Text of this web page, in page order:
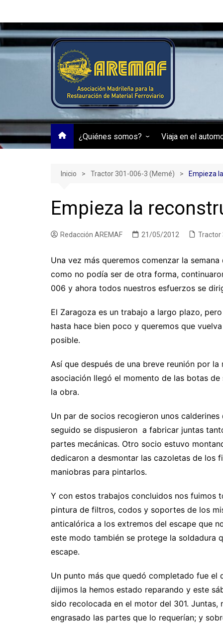
contenido
¿Quiénes somos? Viaja en el
Inicio Tractor 301-006-3 (Memé) Empieza
Empieza la
Redacción AREMAF 21/05/2012 Tractor
Una vez más queremos comenzar la
como no podía ser de otra forma,
006 y ahora todos nuestros esfuerzos se
El Zaragoza es un trabajo a largo plazo,
hasta hace bien poco y queremos que
posible.
Así que después de una breve reunión por
asociación llegó el momento de las botas
la obra.
Un par de socios recogieron unos
seguido se dispusieron a fabricar juntas
partes mecánicas. Otro socio estuvo
dedicaron a desmontar las cazoletas de
maniobras para pintarlos.
Y con estos trabajos concluidos nos fuimos
pintura de filtros, codos y soportes de los
anticalórica a los extremos del escape que
este modo también se protege la soldadura
escape.
Un punto más que quedó completado fue
dijimos la hemos estado reparando y este
sido recolocada en el motor del 301.
engrasado las partes que lo requerían; y